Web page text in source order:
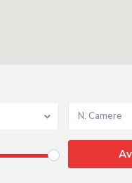
N. Camere